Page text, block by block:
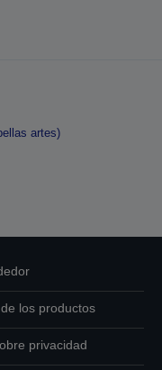
artes)
los productos
privacidad